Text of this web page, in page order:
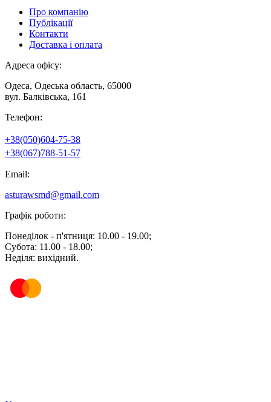
Про компанію
Публікації
Контакти
Доставка і оплата
Адреса офісу:
Одеса, Одеська область, 65000
вул. Балківська, 161
Телефон:
+38(050)604-75-38
+38(067)788-51-57
Email:
asturawsmd@gmail.com
Графік роботи:
Понеділок - п'ятниця: 10.00 - 19.00;
Субота: 11.00 - 18.00;
Неділя: вихідний.